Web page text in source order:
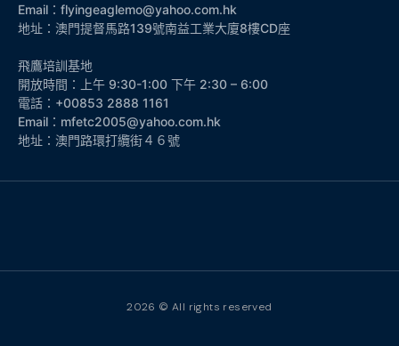
Email：flyingeaglemo@yahoo.com.hk
地址：澳門提督馬路139號南益工業大廈8樓CD座
飛鷹培訓基地
開放時間：上午 9:30-1:00 下午 2:30 – 6:00
電話：+00853 2888 1161
Email：mfetc2005@yahoo.com.hk
地址：澳門路環打纜街４６號
2026 © All rights reserved